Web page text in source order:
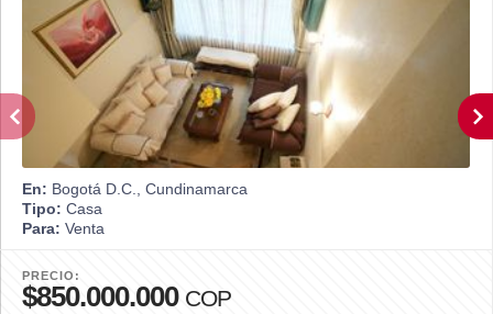
En: Bogotá D.C., Cundinamarca
Tipo: Casa
Para: Venta
PRECIO:
$850.000.000 COP